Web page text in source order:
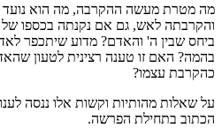
מה מטרת מעשה ההקרבה, מה הוא
והקרבתה לאש, גם אם נקנתה בכספו של
ביחס שבין ה' והאדם? מדוע שיתכפר
בהמה? האם זו טענה רצינית לטעון
כהקרבת עצמו?
על שאלות מהותיות וקשות אלו ננסה
הכתוב בתחילת הפרשה.